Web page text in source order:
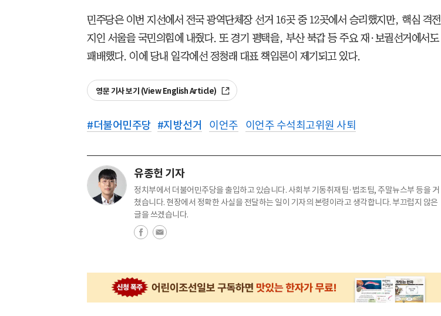
민주당은 이번 지선에서 전국 광역단체장 선거 16곳 중 12곳에서 승리했지만, 핵심 격전
지인 서울을 국민의힘에 내줬다. 또 경기 평택을, 부산 북갑 등 주요 재·보궐선거에서도
패배했다. 이에 당내 일각에선 정청래 대표 책임론이 제기되고 있다.
영문 기사 보기 (View English Article)
#더불어민주당 #지방선거 이언주 이언주 수석최고위원 사퇴
유종헌 기자
정치부에서 더불어민주당을 출입하고 있습니다. 사회부 기동취재팀·법조팀, 주말뉴스부 등을 거
쳤습니다. 현장에서 정확한 사실을 전달하는 일이 기자의 본령이라고 생각합니다. 부끄럽지 않은
글을 쓰겠습니다.